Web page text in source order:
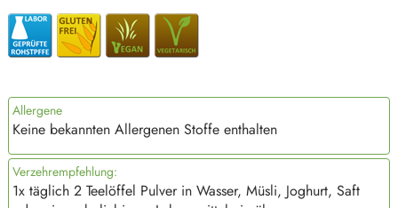
Allergene
Keine bekannten Allergenen Stoffe enthalten
Verzehrempfehlung:
1x täglich 2 Teelöffel Pulver in Wasser, Müsli, Joghurt, Saft